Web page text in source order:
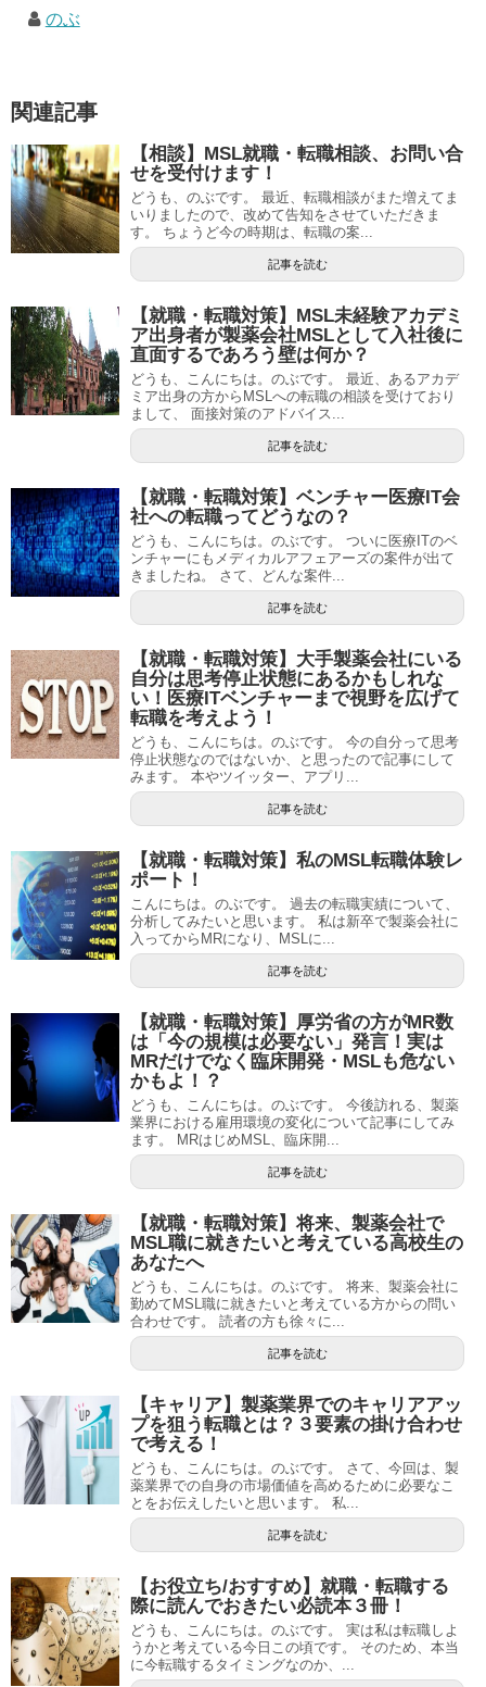
のぶ
関連記事
【相談】MSL就職・転職相談、お問い合
せを受付けます！
どうも、のぶです。 最近、転職相談がまた増えてま
いりましたので、改めて告知をさせていただきま
す。 ちょうど今の時期は、転職の案...
記事を読む
【就職・転職対策】MSL未経験アカデミ
ア出身者が製薬会社MSLとして入社後に
直面するであろう壁は何か？
どうも、こんにちは。のぶです。 最近、あるアカデ
ミア出身の方からMSLへの転職の相談を受けており
まして、 面接対策のアドバイス...
記事を読む
【就職・転職対策】ベンチャー医療IT会
社への転職ってどうなの？
どうも、こんにちは。のぶです。 ついに医療ITのベ
ンチャーにもメディカルアフェアーズの案件が出て
きましたね。 さて、どんな案件...
記事を読む
【就職・転職対策】大手製薬会社にいる
自分は思考停止状態にあるかもしれな
い！医療ITベンチャーまで視野を広げて
転職を考えよう！
どうも、こんにちは。のぶです。 今の自分って思考
停止状態なのではないか、と思ったので記事にして
みます。 本やツイッター、アプリ...
記事を読む
【就職・転職対策】私のMSL転職体験レ
ポート！
こんにちは。のぶです。 過去の転職実績について、
分析してみたいと思います。 私は新卒で製薬会社に
入ってからMRになり、MSLに...
記事を読む
【就職・転職対策】厚労省の方がMR数
は「今の規模は必要ない」発言！実は
MRだけでなく臨床開発・MSLも危ない
かもよ！？
どうも、こんにちは。のぶです。 今後訪れる、製薬
業界における雇用環境の変化について記事にしてみ
ます。 MRはじめMSL、臨床開...
記事を読む
【就職・転職対策】将来、製薬会社で
MSL職に就きたいと考えている高校生の
あなたへ
どうも、こんにちは。のぶです。 将来、製薬会社に
勤めてMSL職に就きたいと考えている方からの問い
合わせです。 読者の方も徐々に...
記事を読む
【キャリア】製薬業界でのキャリアアッ
プを狙う転職とは？３要素の掛け合わせ
で考える！
どうも、こんにちは。のぶです。 さて、今回は、製
薬業界での自身の市場価値を高めるために必要なこ
とをお伝えしたいと思います。 私...
記事を読む
【お役立ち/おすすめ】就職・転職する
際に読んでおきたい必読本３冊！
どうも、こんにちは。のぶです。 実は私は転職しよ
うかと考えている今日この頃です。 そのため、本当
に今転職するタイミングなのか、...